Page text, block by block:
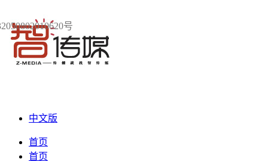
中文版
首页
首页
号